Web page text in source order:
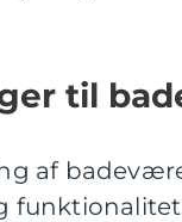
til
af